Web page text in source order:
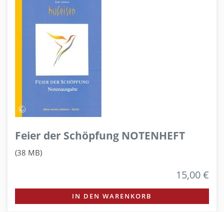
Feier der Schöpfung NOTENHEFT
(38 MB)
15,00 €
IN DEN WARENKORB